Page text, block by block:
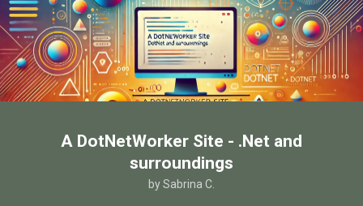
A DotNetWorker Site - .Net and
surroundings
by Sabrina C.